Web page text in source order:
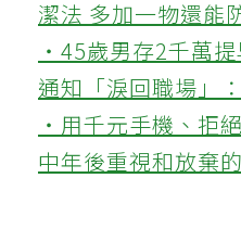
潔法 多加一物還能
‧45歲男存2千萬
通知「淚回職場」
‧用千元手機、拒
中年後重視和放棄